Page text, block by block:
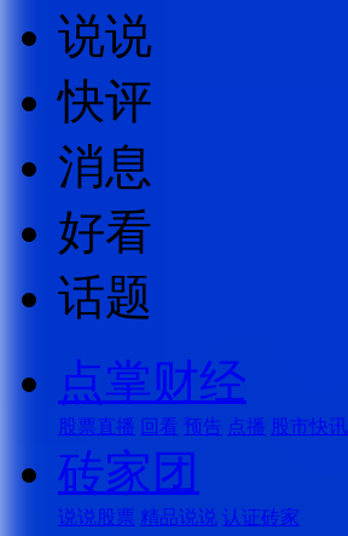
说说
快评
消息
好看
话题
点掌财经
股票直播 回看 预告 点播 股市快讯
砖家团
说说股票 精品说说 认证砖家